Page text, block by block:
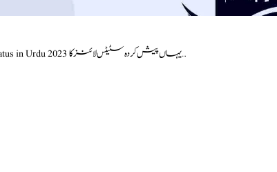
Best New Islamic Status in Urdu 2023 Best New Islamic Status in Urdu 2023 یہاں پیش کردہ سٹیٹس لائنز کا …